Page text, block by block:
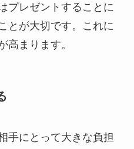
プレゼントすることに
とが大切です。これに
高まります。
手にとって大きな負担